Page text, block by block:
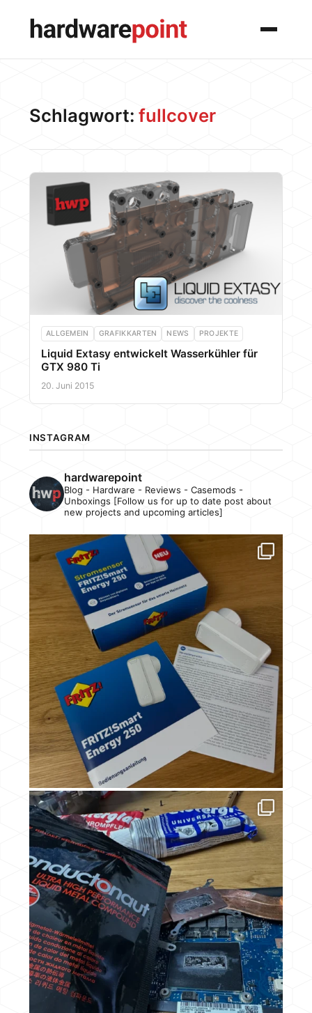
Menü
Schlagwort: fullcover
ALLGEMEIN GRAFIKKARTEN NEWS PROJEKTE
Liquid Extasy entwickelt Wasserkühler für
GTX 980 Ti
20. Juni 2015
INSTAGRAM
hardwarepoint
Blog - Hardware - Reviews - Casemods -
Unboxings [Follow us for up to date post about
new projects and upcoming articles]